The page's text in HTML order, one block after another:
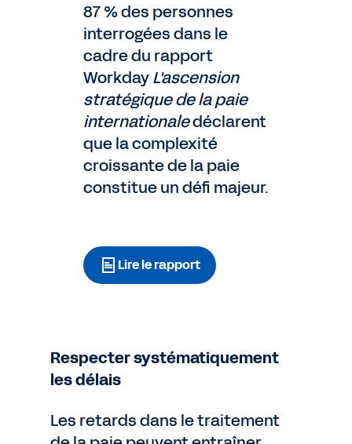
87 % des personnes
interrogées dans le
cadre du rapport
WorkdayL'ascension
stratégique de la paie
internationaledéclarent
que la complexité
croissante de la paie
constitue un défi majeur.
Lire le rapport
Respecter systématiquement
les délais
Les retards dans le traitement